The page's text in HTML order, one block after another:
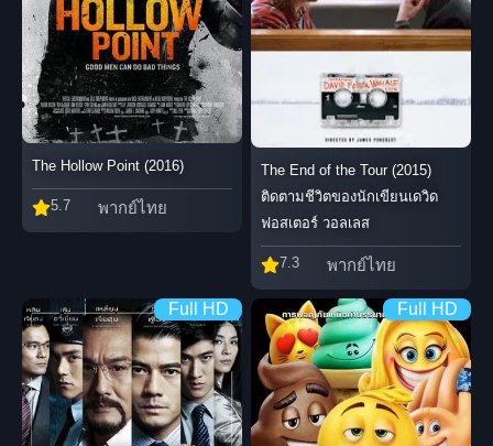
The Hollow Point (2016)
5.7 พากย์ไทย
The End of the Tour (2015)
ติดตามชีวิตของนักเขียนเดวิด
ฟอสเตอร์ วอลเลส
7.3 พากย์ไทย
Full HD Full HD